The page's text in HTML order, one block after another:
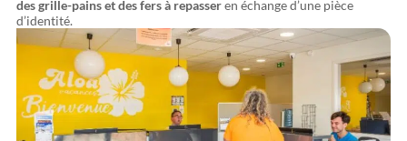
des grille-pains et des fers à repasseren échange d’une pièce
d’identité.